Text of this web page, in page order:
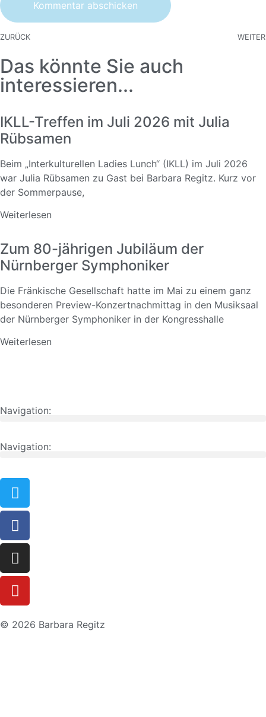
ZURÜCK WEITER
Das könnte Sie auch
interessieren...
IKLL-Treffen im Juli 2026 mit Julia
Rübsamen
Beim „Interkulturellen Ladies Lunch“ (IKLL) im Juli 2026
war Julia Rübsamen zu Gast bei Barbara Regitz. Kurz vor
der Sommerpause,
Weiterlesen
Zum 80-jährigen Jubiläum der
Nürnberger Symphoniker
Die Fränkische Gesellschaft hatte im Mai zu einem ganz
besonderen Preview-Konzertnachmittag in den Musiksaal
der Nürnberger Symphoniker in der Kongresshalle
Weiterlesen
Navigation:
Navigation:
© 2026 Barbara Regitz